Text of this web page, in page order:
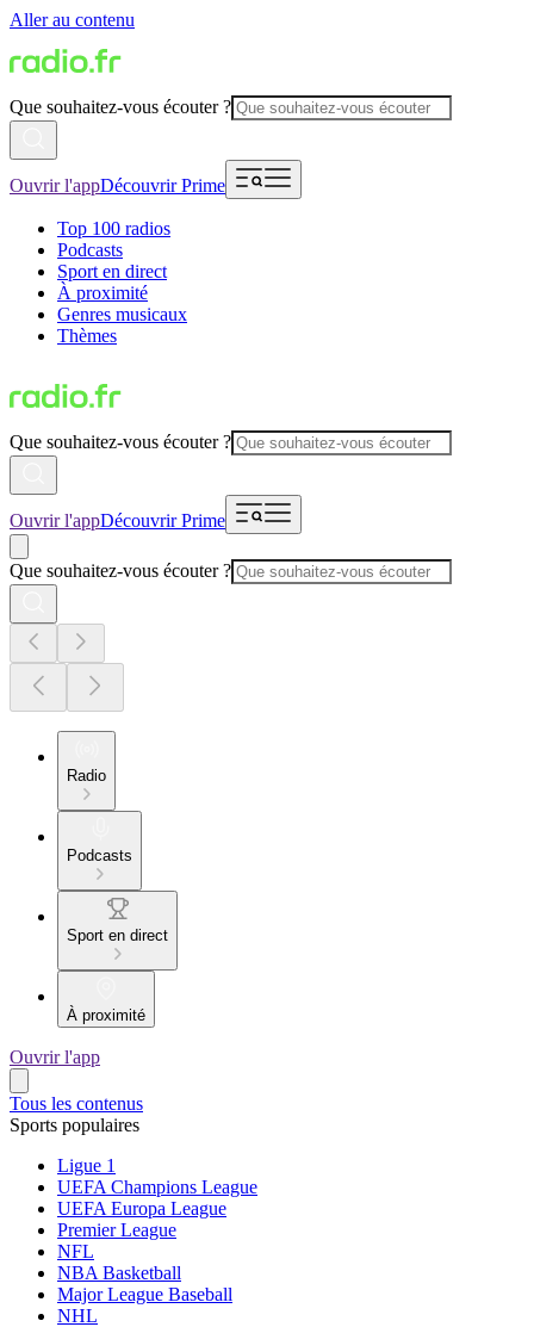
Aller au contenu
Que souhaitez-vous écouter ?
Ouvrir l'appDécouvrir Prime
Top 100 radios
Podcasts
Sport en direct
À proximité
Genres musicaux
Thèmes
Que souhaitez-vous écouter ?
Ouvrir l'appDécouvrir Prime
Que souhaitez-vous écouter ?
Radio
Podcasts
Sport en direct
À proximité
Ouvrir l'app
Tous les contenus
Sports populaires
Ligue 1
UEFA Champions League
UEFA Europa League
Premier League
NFL
NBA Basketball
Major League Baseball
NHL